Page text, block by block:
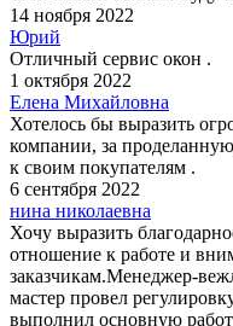
14 ноября 2022
Юрий
Отличный сервис окон .
1 октября 2022
Елена Михайловна
Хотелось бы выразить
компании, за
к своим покупателям .
6 сентября 2022
нина николаевна
Хочу выразить
отношение к работе и
заказчикам.Менеджер-
мастер провел
выполнил основную